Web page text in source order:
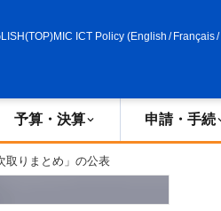
MIC ICT Policy (English / Français/
予算・決算 申請・手続
取りまとめ」の公表